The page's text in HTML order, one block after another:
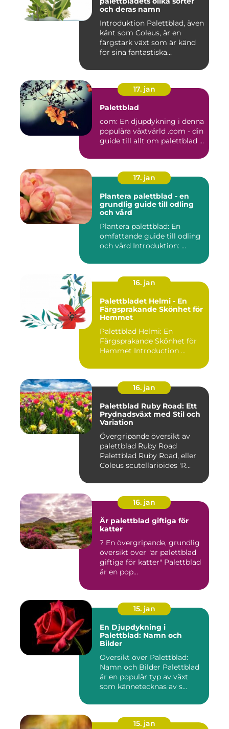
och deras namn
Introduktion Palettblad, även
känt som Coleus, är en
färgstark växt som är känd
för sina fantastiska...
17. jan
Palettblad
com: En djupdykning i denna
populära växtvärld .com - din
guide till allt om palettblad ...
17. jan
Plantera palettblad - en
grundlig guide till odling
och vård
Plantera palettblad: En
omfattande guide till odling
och vård Introduktion: ...
16. jan
Palettbladet Helmi - En
Färgsprakande Skönhet för
Hemmet
Palettblad Helmi: En
Färgsprakande Skönhet för
Hemmet Introduction ...
16. jan
Palettblad Ruby Road: Ett
Prydnadsväxt med Stil och
Variation
Övergripande översikt av
palettblad Ruby Road
Palettblad Ruby Road, eller
Coleus scutellarioides 'R...
16. jan
Är palettblad giftiga för
katter
? En övergripande, grundlig
översikt över "är palettblad
giftiga för katter" Palettblad
är en pop...
15. jan
En Djupdykning i
Palettblad: Namn och
Bilder
Översikt över Palettblad:
Namn och Bilder Palettblad
är en populär typ av växt
som kännetecknas av s...
15. jan